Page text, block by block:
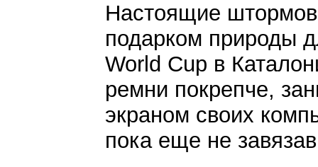
Настоящие
подарком природы
World Cup в
ремни покрепче,
экраном своих
пока еще не